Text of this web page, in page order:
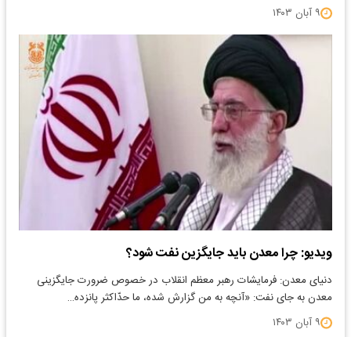
۹ آبان ۱۴۰۳
ویدیو: چرا معدن باید جایگزین نفت شود؟
دنیای معدن: فرمایشات رهبر معظم انقلاب در خصوص ضرورت جایگزینی
معدن به جای نفت: «آنچه به من گزارش شده، ما حدّاکثر پانزده…
۹ آبان ۱۴۰۳